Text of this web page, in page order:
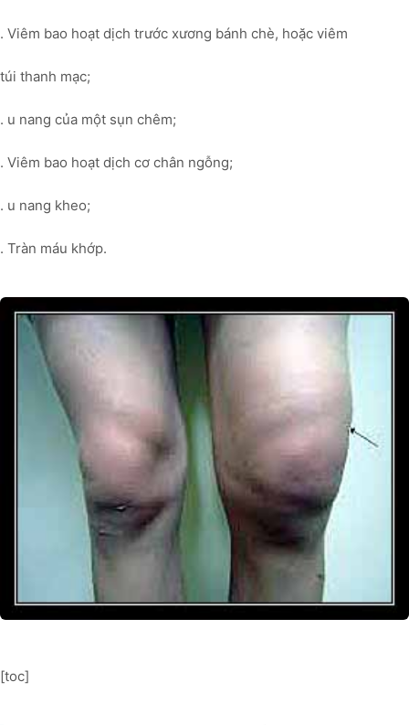
. Viêm bao hoạt dịch trước xương bánh chè, hoặc viêm
túi thanh mạc;
. u nang của một sụn chêm;
. Viêm bao hoạt dịch cơ chân ngỗng;
. u nang kheo;
. Tràn máu khớp.
[toc]